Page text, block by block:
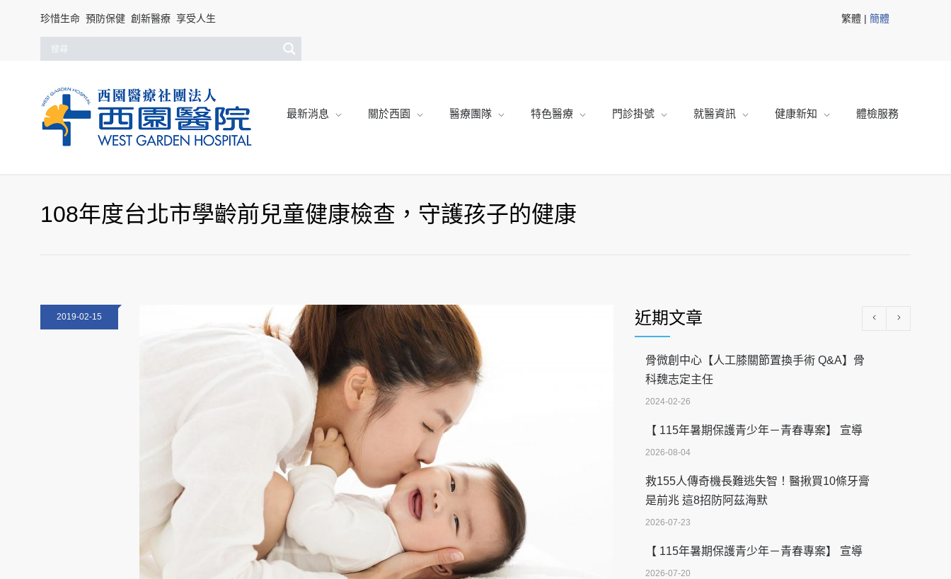
珍惜生命 預防保健 創新醫療 享受人生 繁體 | 簡體
最新消息 關於西園 醫療團隊 特色醫療 門診掛號 就醫資訊 健康新知 體檢服務
108年度台北市學齡前兒童健康檢查，守護孩子的健康
2019-02-15 近期文章
骨微創中心【人工膝關節置換手術 Q&A】骨
科魏志定主任
2024-02-26
【 115年暑期保護青少年－青春專案】 宣導
2026-08-04
救155人傳奇機長難逃失智！醫揪買10條牙膏
是前兆 這8招防阿茲海默
2026-07-23
【 115年暑期保護青少年－青春專案】 宣導
2026-07-20